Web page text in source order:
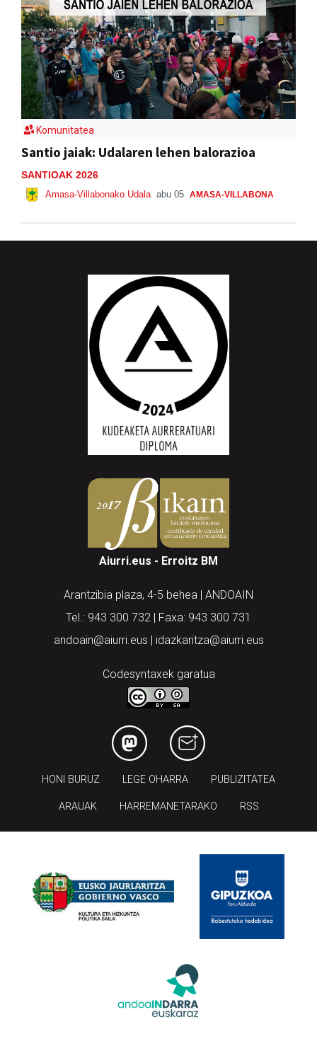
Komunitatea
Santio jaiak: Udalaren lehen balorazioa
SANTIOAK 2026
Amasa-Villabonako Udala abu 05 AMASA-VILLABONA
Aiurri.eus - Erroitz BM
Arantzibia plaza, 4-5 behea | ANDOAIN
Tel.: 943 300 732 | Faxa: 943 300 731
andoain@aiurri.eus | idazkaritza@aiurri.eus
Codesyntaxek garatua
HONI BURUZ LEGE OHARRA PUBLIZITATEA
ARAUAK HARREMANETARAKO RSS